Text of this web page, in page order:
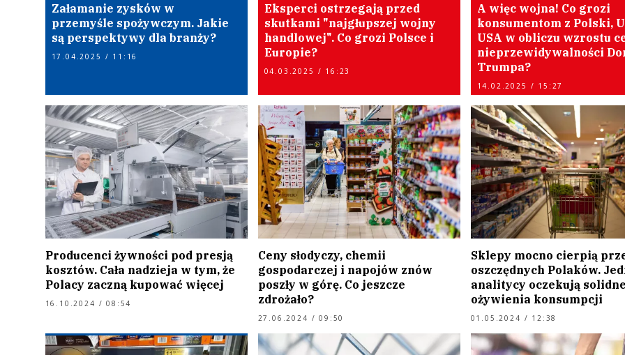
Załamanie zysków w
przemyśle spożywczym. Jakie
są perspektywy dla branży?
17.04.2025 / 11:16
Eksperci ostrzegają przed
skutkami "najgłupszej wojny
handlowej". Co grozi Polsce i
Europie?
04.03.2025 / 16:23
A więc wojna! Co grozi
konsumentom z Polski,
USA w obliczu wzrostu
nieprzewidywalności
Trumpa?
14.02.2025 / 15:27
Producenci żywności pod presją
kosztów. Cała nadzieja w tym, że
Polacy zaczną kupować więcej
16.10.2024 / 08:54
Ceny słodyczy, chemii
gospodarczej i napojów znów
poszły w górę. Co jeszcze
zdrożało?
27.06.2024 / 09:50
Sklepy mocno cierpią
oszczędnych Polaków.
analitycy oczekują
ożywienia konsumpcji
01.05.2024 / 12:38